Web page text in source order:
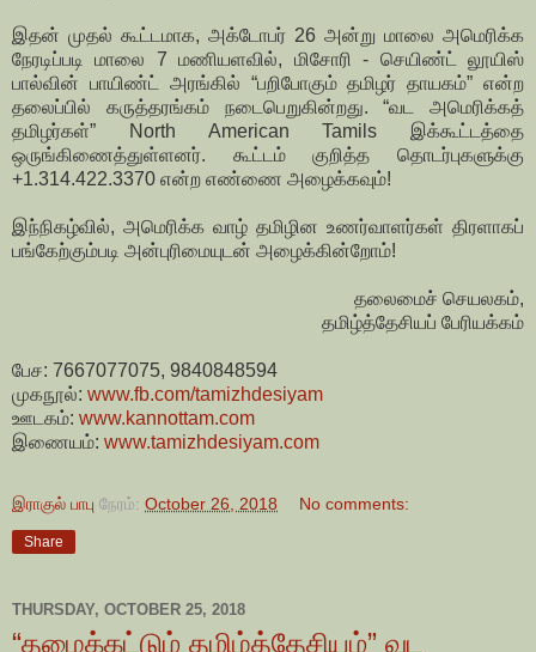
இதன் முதல் கூட்டமாக, அக்டோபர் 26 அன்று மாலை அமெரிக்க
நேரடிப்படி மாலை 7 மணியளவில், மிசோரி - செயிண்ட் லூயிஸ்
பால்வின் பாயிண்ட் அரங்கில் “பறிபோகும் தமிழர் தாயகம்” என்ற
தலைப்பில் கருத்தரங்கம் நடைபெறுகின்றது. “வட அமெரிக்கத்
தமிழர்கள்” North American Tamils இக்கூட்டத்தை
ஒருங்கிணைத்துள்ளனர். கூட்டம் குறித்த தொடர்புகளுக்கு
+1.314.422.3370 என்ற எண்ணை அழைக்கவும்!
இந்நிகழ்வில், அமெரிக்க வாழ் தமிழின உணர்வாளர்கள் திரளாகப்
பங்கேற்கும்படி அன்புரிமையுடன் அழைக்கின்றோம்!
தலைமைச் செயலகம்,
தமிழ்த்தேசியப் பேரியக்கம்
பேச: 7667077075, 9840848594
முகநூல்: www.fb.com/tamizhdesiyam
ஊடகம்: www.kannottam.com
இணையம்: www.tamizhdesiyam.com
இராகுல் பாபு நேரம்: October 26, 2018 No comments:
Share
THURSDAY, OCTOBER 25, 2018
“தழைக்கட்டும் தமிழ்த்தேசியம்” வட